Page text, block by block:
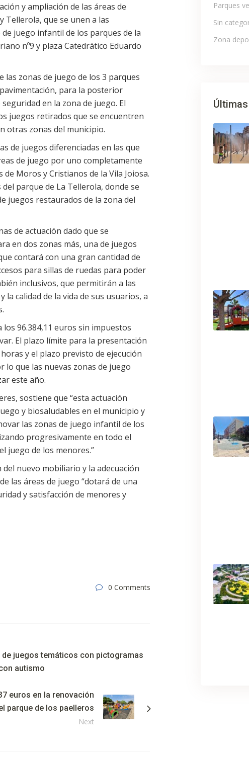
y ampliación de las áreas de
Tellerola, que se unen a las
juego infantil de los parques de la
nº9 y plaza Catedrático Eduardo
las zonas de juego de los 3 parques
para la posterior
en la zona de juego. El
juegos retirados que se encuentren
otras zonas del municipio.
de juegos diferenciadas en las que
de juego por uno completamente
Moros y Cristianos de la Vila Joiosa.
parque de La Tellerola, donde se
juegos restaurados de la zona del
de actuación dado que se
en dos zonas más, una de juegos
contará con una gran cantidad de
para sillas de ruedas para poder
inclusivos, que permitirán a las
calidad de la vida de sus usuarios, a
96.384,11 euros sin impuestos
El plazo límite para la presentación
y el plazo previsto de ejecución
lo que las nuevas zonas de juego
este año.
sostiene que “esta actuación
y biosaludables en el municipio y
las zonas de juego infantil de los
progresivamente en todo el
juego de los menores.”
nuevo mobiliario y la adecuación
las áreas de juego “dotará de una
y satisfacción de menores y
0 Comments
de juegos temáticos con pictogramas
autismo
euros en la renovación
parque de los paelleros
Next
Parques
Sin
Zona